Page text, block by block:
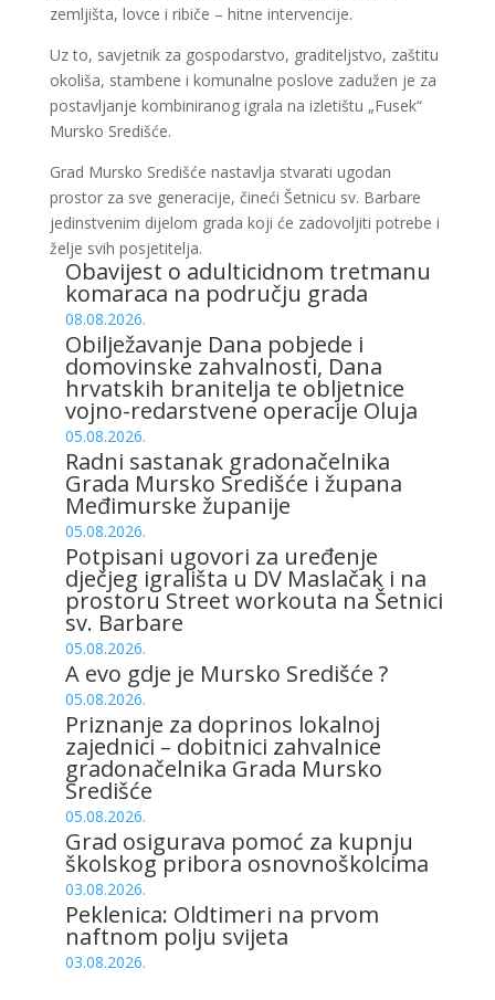
zemljišta, lovce i ribiče – hitne intervencije.
Uz to, savjetnik za gospodarstvo, graditeljstvo, zaštitu
okoliša, stambene i komunalne poslove zadužen je za
postavljanje kombiniranog igrala na izletištu „Fusek“
Mursko Središće.
Grad Mursko Središće nastavlja stvarati ugodan
prostor za sve generacije, čineći Šetnicu sv. Barbare
jedinstvenim dijelom grada koji će zadovoljiti potrebe i
želje svih posjetitelja.
Obavijest o adulticidnom tretmanu
komaraca na području grada
08.08.2026.
Obilježavanje Dana pobjede i
domovinske zahvalnosti, Dana
hrvatskih branitelja te obljetnice
vojno-redarstvene operacije Oluja
05.08.2026.
Radni sastanak gradonačelnika
Grada Mursko Središće i župana
Međimurske županije
05.08.2026.
Potpisani ugovori za uređenje
dječjeg igrališta u DV Maslačak i na
prostoru Street workouta na Šetnici
sv. Barbare
05.08.2026.
A evo gdje je Mursko Središće ?
05.08.2026.
Priznanje za doprinos lokalnoj
zajednici – dobitnici zahvalnice
gradonačelnika Grada Mursko
Središće
05.08.2026.
Grad osigurava pomoć za kupnju
školskog pribora osnovnoškolcima
03.08.2026.
Peklenica: Oldtimeri na prvom
naftnom polju svijeta
03.08.2026.